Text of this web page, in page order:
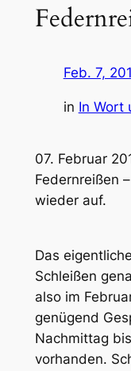
Feb. 7,
in In Wort
07. Februar
Federnreißen
wieder auf.
Das
Schleißen
also im
genügend
Nachmittag
vorhanden.